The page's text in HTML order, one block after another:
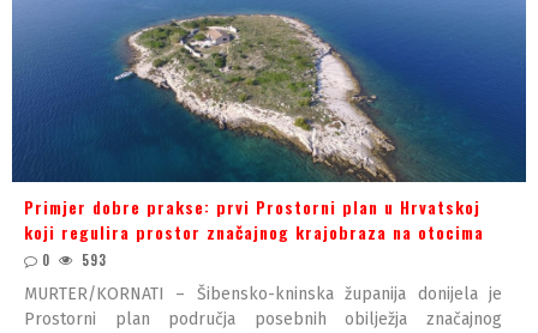
Primjer dobre prakse: prvi Prostorni plan u Hrvatskoj
koji regulira prostor značajnog krajobraza na otocima
0 593
MURTER/KORNATI – Šibensko-kninska županija donijela je
Prostorni plan područja posebnih obilježja značajnog